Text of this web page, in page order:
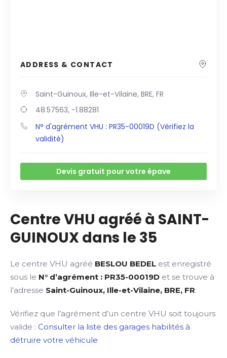
ADDRESS & CONTACT
Saint-Guinoux, Ille-et-Vilaine, BRE, FR
48.57563, -1.88281
N° d'agrément VHU : PR35-00019D (Vérifiez la
validité)
Devis gratuit pour votre épave
Centre VHU agréé à SAINT-
GUINOUX dans le 35
Le centre VHU agréé BESLOU BEDEL est enregistré
sous le N° d’agrément : PR35-00019D et se trouve à
l’adresse Saint-Guinoux, Ille-et-Vilaine, BRE, FR.
Vérifiez que l’agrément d’un centre VHU soit toujours
valide : Consulter la liste des garages habilités à
détruire votre véhicule